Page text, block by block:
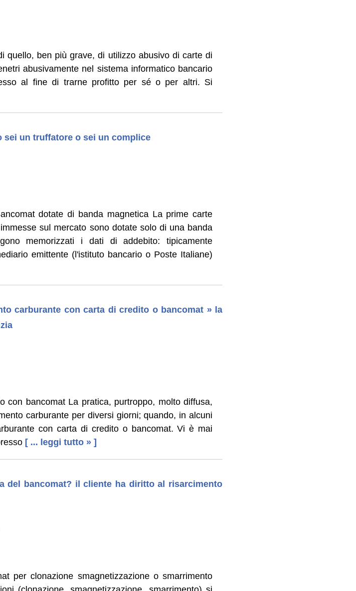
quello, ben più grave, di utilizzo abusivo di carte di
abusivamente nel sistema informatico bancario
al fine di trarne profitto per sé o per altri. Si
sei un truffatore o sei un complice
dotate di banda magnetica La prime carte
sul mercato sono dotate solo di una banda
memorizzati i dati di addebito: tipicamente
emittente (l'istituto bancario o Poste Italiane)
carburante con carta di credito o bancomat » la
con bancomat La pratica, purtroppo, molto diffusa,
carburante per diversi giorni; quando, in alcuni
con carta di credito o bancomat. Vi è mai
[ ... leggi tutto » ]
del bancomat? il cliente ha diritto al risarcimento
per clonazione smagnetizzazione o smarrimento